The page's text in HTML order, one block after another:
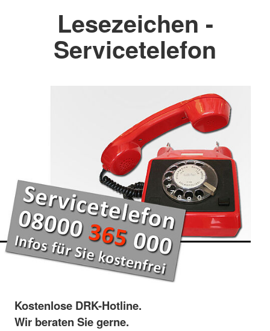
Lesezeichen -
Servicetelefon
Kostenlose DRK-Hotline.
Wir beraten Sie gerne.